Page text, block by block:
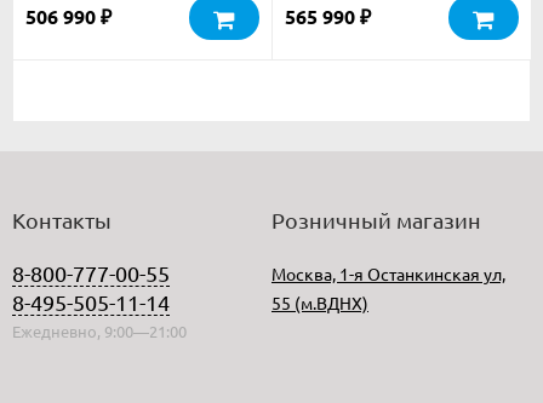
506 990 ₽ 565 990 ₽
Контакты
8-800-777-00-55
8-495-505-11-14
Ежедневно, 9:00—21:00
Розничный магазин
Москва, 1-я Останкинская ул,
55 (м.ВДНХ)